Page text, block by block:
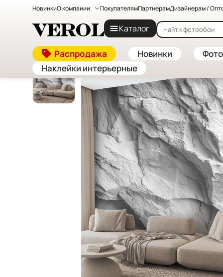
НовинкиО компании ПокупателямПартнерамДизайнерам /
Каталог
Распродажа Новинки
Наклейки интерьерные
Главная—Каталог—Флизелиновые фотообои на заказ —